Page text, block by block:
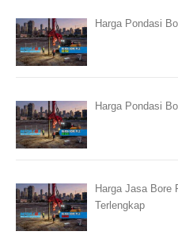
Harga Pondasi
Harga Pondasi
Harga Jasa Bore
Terlengkap